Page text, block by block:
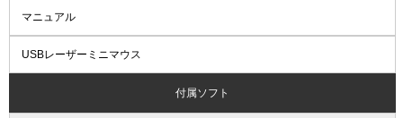
マニュアル
USBレーザーミニマウス
付属ソフト